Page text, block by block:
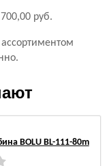
руб.
BOLU BL-111-80m